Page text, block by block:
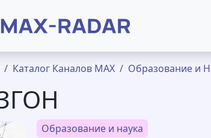
навигации
Каталог Каналов MAX Образование и
Образование и наука